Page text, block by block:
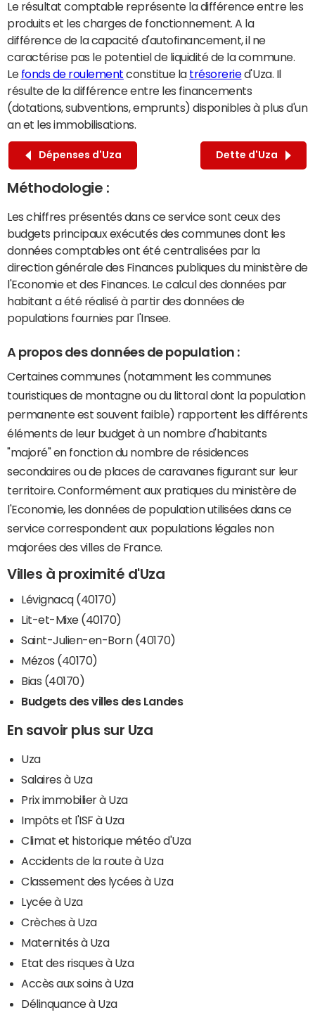
Le résultat comptable représente la différence entre les
produits et les charges de fonctionnement. A la
différence de la capacité d'autofinancement, il ne
caractérise pas le potentiel de liquidité de la commune.
Le fonds de roulement constitue la trésoreried'Uza. Il
résulte de la différence entre les financements
(dotations, subventions, emprunts) disponibles à plus d'un
an et les immobilisations.
Dépenses d'Uza Dette d'Uza
Méthodologie :
Les chiffres présentés dans ce service sont ceux des
budgets principaux exécutés des communes dont les
données comptables ont été centralisées par la
direction générale des Finances publiques du ministère de
l'Economie et des Finances. Le calcul des données par
habitant a été réalisé à partir des données de
populations fournies par l'Insee.
A propos des données de population :
Certaines communes (notamment les communes
touristiques de montagne ou du littoral dont la population
permanente est souvent faible) rapportent les différents
éléments de leur budget à un nombre d'habitants
"majoré" en fonction du nombre de résidences
secondaires ou de places de caravanes figurant sur leur
territoire. Conformément aux pratiques du ministère de
l'Economie, les données de population utilisées dans ce
service correspondent aux populations légales non
majorées des villes de France.
Villes à proximité d'Uza
Lévignacq (40170)
Lit-et-Mixe (40170)
Saint-Julien-en-Born (40170)
Mézos (40170)
Bias (40170)
Budgets des villes des Landes
En savoir plus sur Uza
Uza
Salaires à Uza
Prix immobilier à Uza
Impôts et l'ISF à Uza
Climat et historique météo d'Uza
Accidents de la route à Uza
Classement des lycées à Uza
Lycée à Uza
Crèches à Uza
Maternités à Uza
Etat des risques à Uza
Accès aux soins à Uza
Délinquance à Uza